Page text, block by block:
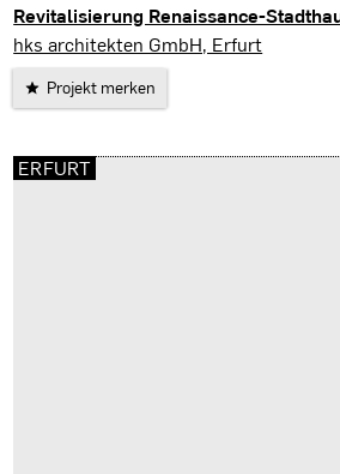
Revitalisierung Renaissance-
Rudolstadt
hks architekten GmbH, Erfurt
Projekt merken
ERFURT